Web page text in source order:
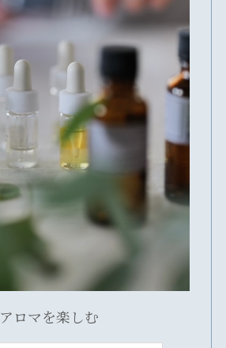
アロマを楽しむ